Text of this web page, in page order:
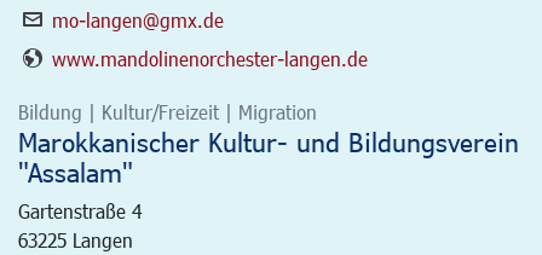
mo-langen@gmx.de
www.mandolinenorchester-langen.de
Bildung | Kultur/Freizeit | Migration
Marokkanischer Kultur- und Bildungsverein
"Assalam"
Gartenstraße 4
63225 Langen